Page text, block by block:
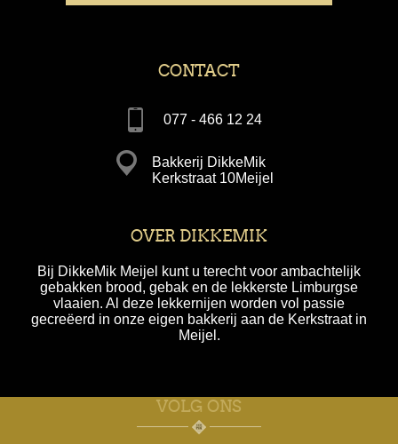
CONTACT
077 - 466 12 24
Bakkerij DikkeMik
Kerkstraat 10Meijel
OVER DIKKEMIK
Bij DikkeMik Meijel kunt u terecht voor ambachtelijk
gebakken brood, gebak en de lekkerste Limburgse
vlaaien. Al deze lekkernijen worden vol passie
gecreëerd in onze eigen bakkerij aan de Kerkstraat in
Meijel.
VOLG ONS